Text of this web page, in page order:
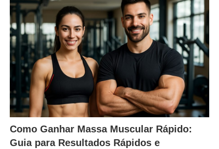
Como Ganhar Massa Muscular Rápido:
Guia para Resultados Rápidos e